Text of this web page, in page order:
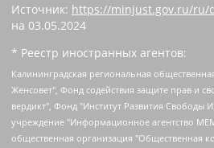
Источник: https://minjust.gov.ru/ru/
на 03.05.2024
* Реестр иностранных агентов:
Калининградская региональная общественная организация "Экозащита!-Женсовет", Фонд содействия защите прав и свобод граждан "Общественный вердикт", Фонд "Институт Развития Свободы Информации", Частное учреждение "Информационное агентство МЕМО. РУ", Региональная общественная организация "Общественная комиссия по сохранению наследия академика Сахарова", Фонд поддержки свободы прессы, Санкт-Петербургская общественная правозащитная организация "Гражданский контроль", Межрегиональная общественная организация "Информационно-просветительский центр "Мемориал", Региональный Фонд "Центр Защиты Прав Средств Массовой Информации", с 05.12.2023 Фонд "Центр Защиты Прав Средств массовой информации", Региональная общественная благотворительная организация помощи беженцам и мигрантам "Гражданское содействие", Негосударственное образовательное учреждение дополнительного профессионального образования (повышение квалификации) специалистов "АКАДЕМИЯ ПО ПРАВАМ ЧЕЛОВЕКА", Свердловская региональная общественная организация "Сутяжник", Автономная некоммерческая организация "Центр независимых социологических исследований", Союз общественных объединений "Российский исследовательский центр по правам человека", Региональное общественное учреждение научно-информационный центр "МЕМОРИАЛ", Некоммерческая организация "Фонд защиты гласности", Автономная некоммерческая организация "Институт прав человека", Городская общественная организация "Екатеринбургское общество "МЕМОРИАЛ", Городская общественная организация "Рязанское историко-просветительское и правозащитное общество "Мемориал" (Рязанский Мемориал), Челябинский региональный орган общественной самодеятельности – женское общественное объединение "Женщины Евразии", Челябинский региональный орган общественной самодеятельности "Уральская правозащитная группа", Фонд содействия защите здоровья и социальной справедливости имени Андрея Рылькова, Автономная Некоммерческая Организация "Аналитический Центр Юрия Левады", Автономная некоммерческая организация социальной поддержки населения "Проект Апрель", Региональная общественная организация помощи женщинам и детям, находящимся в кризисной ситуации "Информационно-методический центр "Анна", Фонд содействия развитию массовых коммуникаций и правовому просвещению "Так-так-Так", Фонд содействия устойчивому развитию "Серебряная тайга", Свердловский региональный общественный фонд социальных проектов "Новое время", "Idel.Реалии", Кавказ.Реалии, Крым.Реалии, Телеканал Настоящее Время, Татаро-башкирская служба Радио Свобода (Azatliq Radiosi), Радио Свободная Европа/Радио Свобода (PCE/PC), "Сибирь.Реалии", "Фактограф", Благотворительный фонд помощи осужденным и их семьям, Автономная некоммерческая организация "Институт глобализации и социальных движений", Фонд "В защиту прав заключенных", Частное учреждение "Центр поддержки и содействия развитию средств массовой информации", Пензенский региональный общественный благотворительный фонд "Гражданский союз", "Север.Реалии", Некоммерческая организация Фонд "Правовая инициатива", Общество с ограниченной ответственностью "Радио Свободная Европа/Радио Свобода", Чешское информационное агентство "MEDIUM-ORIENT", Красноярская региональная общественная организация "Мы против СПИДа", Камалягин Денис Николаевич, Маркелов Сергей Евгеньевич, Пономарев Лев Александрович, Савицкая Людмила Алексеевна, Автономная некоммерческая организация "Центр по работе с проблемой насилия "НАСИЛИЮ.НЕТ", Межрегиональный профессиональный союз работников здравоохранения "Альянс врачей", Юридическое лицо, зарегистрированное в Латвийской Республике, SIA "Medusa Project" (регистрационный номер 40103797863, дата регистрации 10.06.2014), Некоммерческая организация "Фонд по борьбе с коррупцией", Автономная некоммерческая организация "Институт права и публичной политики", Баданин Роман Сергеевич, Гликин Максим Александрович, Железнова Мария Михайловна, Лукьянова Юлия Сергеевна, Маетная Елизавета Витальевна, Маняхин Петр Борисович, Чуракова Ольга Владимировна, Ярош Юлия Петровна, Юридическое лицо "The Insider SIA", зарегистрированное в Риге, Латвийская Республика (дата регистрации 26.06.2015), являющееся администратором доменного имени интернет-издания "The Insider SIA", https://theins.ru, Постернак Алексей Евгеньевич, Рубин Михаил Аркадьевич, Анин Роман Александрович, Юридическое лицо Istories fonds, зарегистрированное в Латвийской Республике (регистрационный номер 50008295751, дата регистрации 24.02.2020), Великовский Дмитрий Александрович, Долинина Ирина Николаевна, Мароховская Алеся Алексеевна, Шлейнов Роман Юрьевич, Шмагун Олеся Валентиновна, Общество с ограниченной ответственностью "Альтаир 2021", Общество с ограниченной ответственностью "Вега 2021", Общество с ограниченной ответственностью "Главный редактор 2021", Общество с ограниченной ответственностью "Ромашки монолит", Важенков Артем Валерьевич, Ивановская областная общественная организация "Центр гендерных исследований", Гурман Юрий Альбертович, Медиапроект "ОВД-Инфо", Егоров Владимир Владимирович, Жилинский Владимир Александрович, Общество с ограниченной ответственностью "ЗП", Иванова София Юрьевна, Карезина Инна Павловна, Кильтау Екатерина Викторовна, Петров Алексей Викторович, Пискунов Сергей Евгеньевич, Смирнов Сергей Сергеевич, Тихонов Михаил Сергеевич, Общество с ограниченной ответственностью "ЖУРНАЛИСТ-ИНОСТРАННЫЙ АГЕНТ", Арапова Галина Юрьевна, Вольтская Татьяна Анатольевна, Американская компания "Mason G.E.S. Anonymous Foundation" (США), являющаяся владельцем интернет-издания https://mnews.world/, Компания "Stichting Bellingcat", зарегистрированная в Нидерландах (дата регистрации 11.07.2018), Захаров Андрей Вячеславович, Клепиковская Екатерина Дмитриевна, Общество с ограниченной ответственностью "МЕМО", Перл Роман Александрович, Симонов Евгений Алексеевич, Соловьева Елена Анатольевна, Сотников Даниил Владимирович, Сурначева Елизавета Дмитриевна, Автономная некоммерческая организация по защите прав человека и информированию населения "Якутия – Наше Мнение", Общество с ограниченной ответственностью "Москоу диджитал медиа", с 26.01.2023 Общество с ограниченной ответственностью "Чайка Белые сады", Ветошкина Валерия